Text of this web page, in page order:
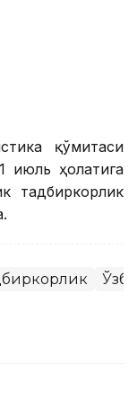
қўмитаси
июль ҳолатига
тадбиркорлик